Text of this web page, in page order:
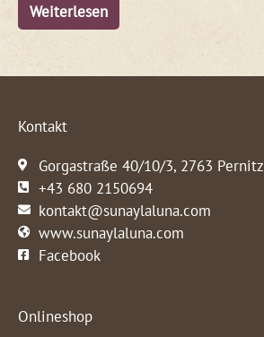
Weiterlesen
Kontakt
Gorgastraße 40/10/3, 2763 Pernitz
+43 680 2150694
kontakt@sunaylaluna.com
www.sunaylaluna.com
Facebook
Onlineshop